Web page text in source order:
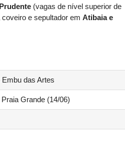
(vagas de nível superior de
e sepultador em Atibaia e
das Artes
Grande (14/06)